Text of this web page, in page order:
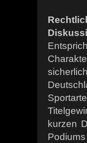
kurzen